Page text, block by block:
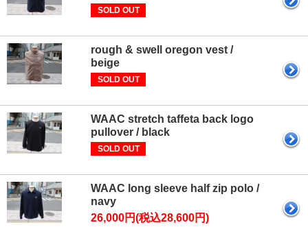
SOLD OUT
rough & swell oregon vest /
beige
SOLD OUT
WAAC stretch taffeta back logo
pullover / black
SOLD OUT
WAAC long sleeve half zip polo /
navy
26,000円(税込28,600円)